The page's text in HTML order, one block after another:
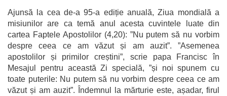
Ajunsă la cea de-a 95-a ediție anuală, Ziua mondială a
misiunilor are ca temă anul acesta cuvintele luate din
cartea Faptele Apostolilor (4,20): ”Nu putem să nu vorbim
despre ceea ce am văzut și am auzit”. ”Asemenea
apostolilor și primilor creștini”, scrie papa Francisc în
Mesajul pentru această Zi specială, ”și noi spunem cu
toate puterile: Nu putem să nu vorbim despre ceea ce am
văzut și am auzit”. Îndemnul la mărturie este, așadar, firul